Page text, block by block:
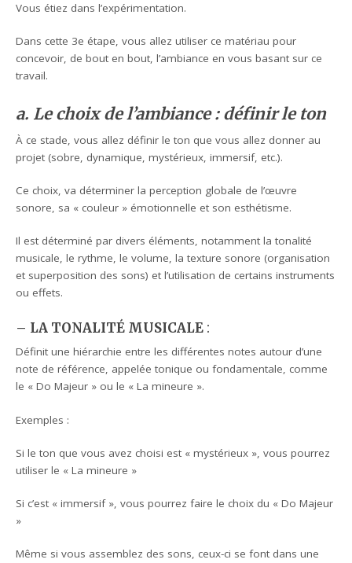
Vous étiez dans l’expérimentation.
Dans cette 3e étape, vous allez utiliser ce matériau pour
concevoir, de bout en bout, l’ambiance en vous basant sur ce
travail.
a. Le choix de l’ambiance : définir le ton
À ce stade, vous allez définir le ton que vous allez donner au
projet (sobre, dynamique, mystérieux, immersif, etc.).
Ce choix, va déterminer la perception globale de l’œuvre
sonore, sa « couleur » émotionnelle et son esthétisme.
Il est déterminé par divers éléments, notamment la tonalité
musicale, le rythme, le volume, la texture sonore (organisation
et superposition des sons) et l’utilisation de certains instruments
ou effets.
– LA TONALITÉ MUSICALE :
Définit une hiérarchie entre les différentes notes autour d’une
note de référence, appelée tonique ou fondamentale, comme
le « Do Majeur » ou le « La mineure ».
Exemples :
Si le ton que vous avez choisi est « mystérieux », vous pourrez
utiliser le « La mineure »
Si c’est « immersif », vous pourrez faire le choix du « Do Majeur
»
Même si vous assemblez des sons, ceux-ci se font dans une